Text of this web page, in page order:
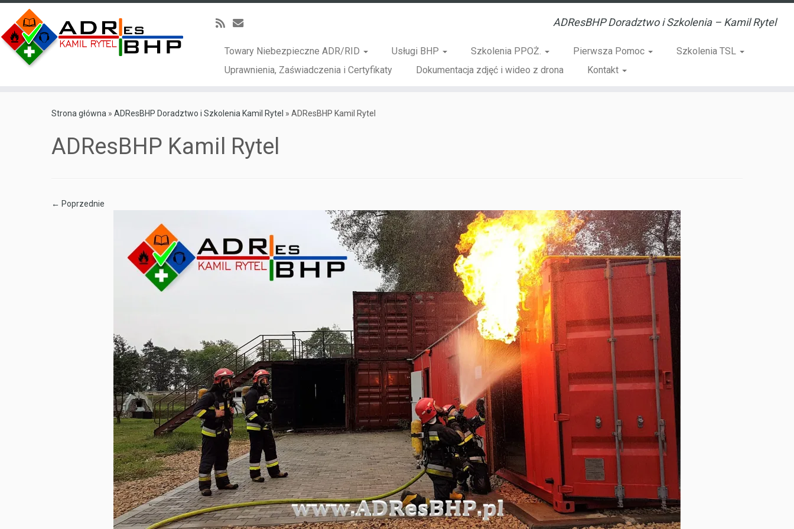
ADResBHP Doradztwo i Szkolenia – Kamil Rytel
Towary Niebezpieczne ADR/RID Usługi BHP Szkolenia PPOŻ. Pierwsza Pomoc
Szkolenia TSL
Uprawnienia, Zaświadczenia i Certyfikaty
Dokumentacja zdjęć i wideo z drona Kontakt
Strona główna » ADResBHP Doradztwo i Szkolenia Kamil Rytel » ADResBHP Kamil Rytel
ADResBHP Kamil Rytel
← Poprzednie